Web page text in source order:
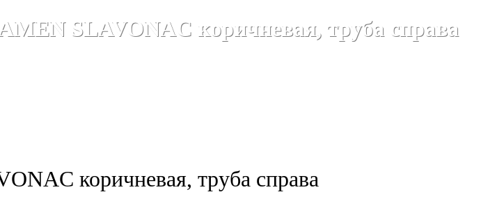
SLAVONAC коричневая, труба справа
коричневая, труба справа